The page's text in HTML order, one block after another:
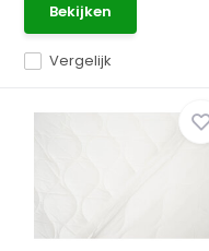
Vergelijk
Bekijken